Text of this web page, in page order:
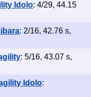
Idolo: 4/29, 44.15
: 2/16, 42.76 s,
: 5/16, 43.07 s,
Idolo: